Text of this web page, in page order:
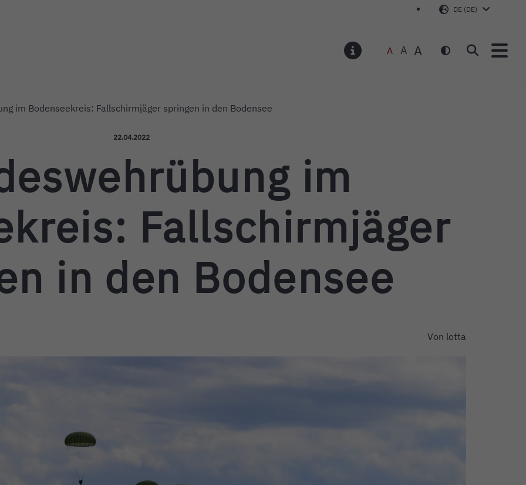
DE (DE)
A A A Suchen
im Bodenseekreis: Fallschirmjäger springen in den Bodensee
Veröffentlicht am:
22.04.2022
im
Fallschirmjäger
in den Bodensee
Von lotta